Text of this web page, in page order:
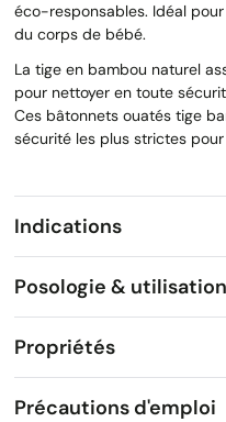
éco-responsables. Idéal
du corps de bébé.
La tige en bambou naturel
pour nettoyer en toute
Ces bâtonnets ouatés tige
sécurité les plus strictes
Indications
Posologie & utilisation
Propriétés
Précautions d'emploi